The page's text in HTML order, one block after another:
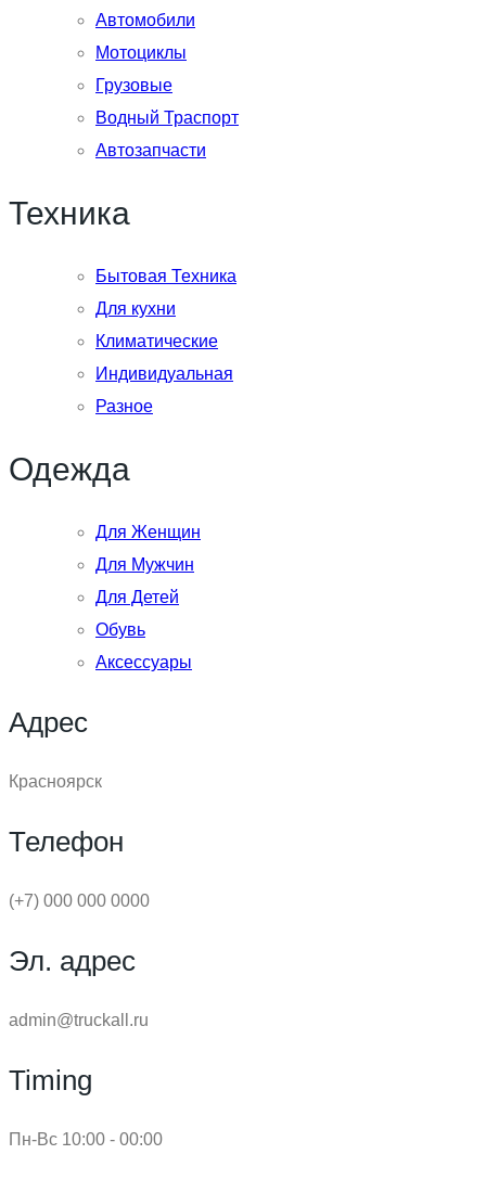
Автомобили
Мотоциклы
Грузовые
Водный Траспорт
Автозапчасти
Техника
Бытовая Техника
Для кухни
Климатические
Индивидуальная
Разное
Одежда
Для Женщин
Для Мужчин
Для Детей
Обувь
Аксессуары
Адрес
Красноярск
Телефон
(+7) 000 000 0000
Эл. адрес
admin@truckall.ru
Timing
Пн-Вс 10:00 - 00:00